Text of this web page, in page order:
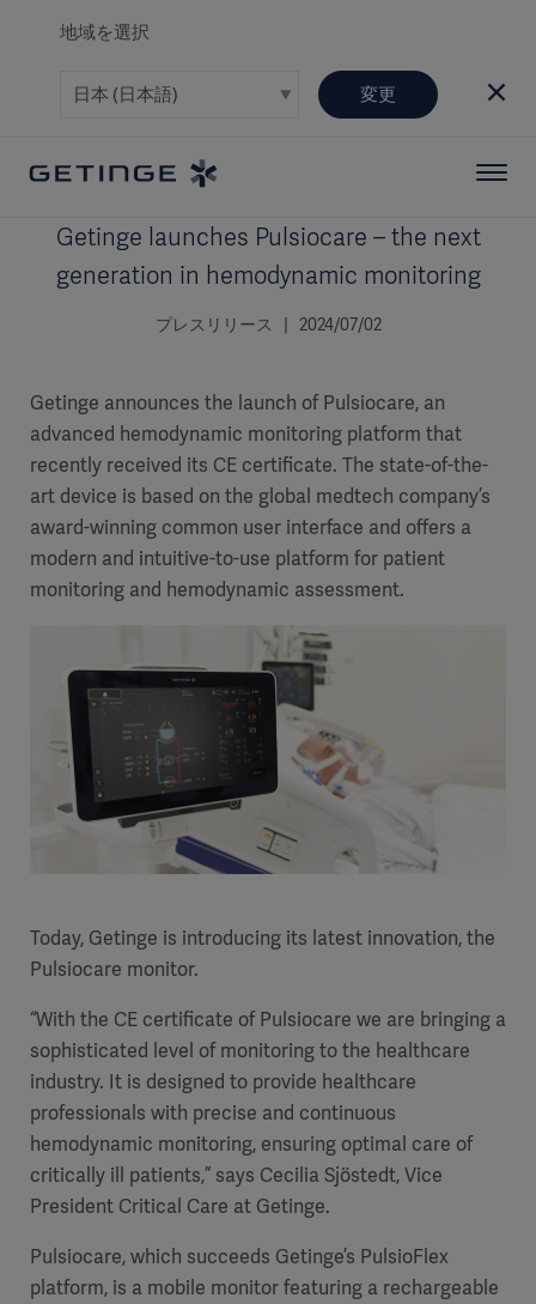
地域を選択
変更
Getinge launches Pulsiocare – the next
generation in hemodynamic monitoring
プレスリリース | 2024/07/02
Getinge announces the launch of Pulsiocare, an
advanced hemodynamic monitoring platform that
recently received its CE certificate. The state-of-the-
art device is based on the global medtech company’s
award-winning common user interface and offers a
modern and intuitive-to-use platform for patient
monitoring and hemodynamic assessment.
Today, Getinge is introducing its latest innovation, the
Pulsiocare monitor.
“With the CE certificate of Pulsiocare we are bringing a
sophisticated level of monitoring to the healthcare
industry. It is designed to provide healthcare
professionals with precise and continuous
hemodynamic monitoring, ensuring optimal care of
critically ill patients,” says Cecilia Sjöstedt, Vice
President Critical Care at Getinge.
Pulsiocare, which succeeds Getinge’s PulsioFlex
platform, is a mobile monitor featuring a rechargeable